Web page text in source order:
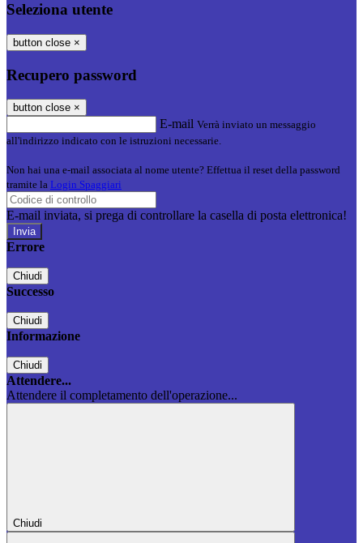
Seleziona utente
button close ×
Recupero password
button close ×
E-mail Verrà inviato un messaggio
all'indirizzo indicato con le istruzioni necessarie.
Non hai una e-mail associata al nome utente? Effettua il reset della password
tramite la Login Spaggiari
E-mail inviata, si prega di controllare la casella di posta elettronica!
Errore
Chiudi
Successo
Chiudi
Informazione
Chiudi
Attendere...
Attendere il completamento dell'operazione...
Chiudi